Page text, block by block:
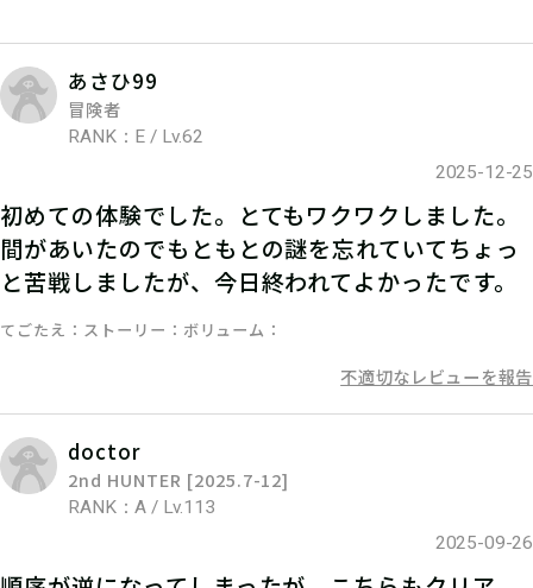
06 3.謎を解く
ストーリーを読んで謎を解こう！ひと
りでチャレンジするもよし、お友達や
家族と協力するのもよし！
074.発見報告をする
マイページで【クリアキーワード】を
入力して、ポイント手に入れよう！
あさひ99
冒険者
RANK：E / Lv.62
2025-12-25
初めての体験でした。とてもワクワクしました。
間があいたのでもともとの謎を忘れていてちょっ
と苦戦しましたが、今日終われてよかったです。
てごたえ ストーリー ボリューム
不適切なレビューを報告
doctor
2nd HUNTER [2025.7-12]
RANK：A / Lv.113
2025-09-26